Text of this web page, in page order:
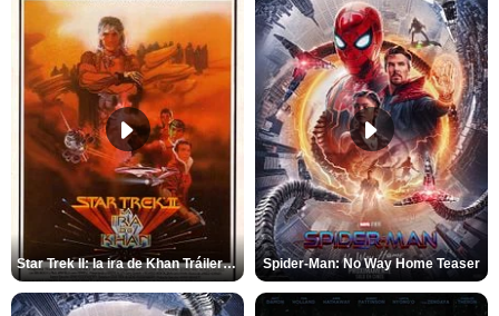
Star Trek II: la ira de Khan Tráiler VO Spider-Man: No Way Home Teaser